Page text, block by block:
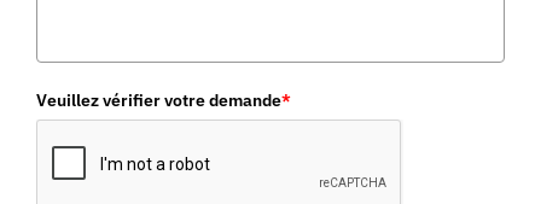
Veuillez vérifier votre demande*